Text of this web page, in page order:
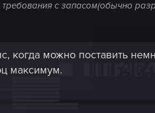
требования с запасом(обычно
когда можно поставить
максимум.